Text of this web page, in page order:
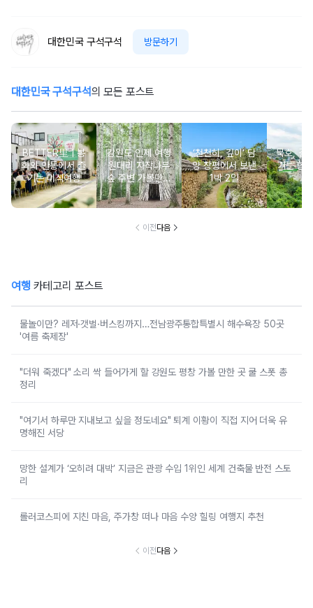
대한민국 구석구석 방문하기
대한민국 구석구석의 모든 포스트
BETTER里ㅣ봉
화와 안동에서 즐
기는 미식여행
강원도 인제 여행
원대리 자작나무
숲 주변 가볼만한
곳 추천 :: 인제 자
작나무 숲, 자작나
인환문학관, 책방
‘천천히, 깊이’ 담
양 창평에서 보낸
1박 2일
묵호, 걸
기는 항
여
이전다음
여행 카테고리 포스트
물놀이만? 레저·갯벌·버스킹까지…전남광주통합특별시 해수욕장 50곳
'여름 축제장'
"더워 죽겠다" 소리 싹 들어가게 할 강원도 평창 가볼 만한 곳 쿨 스폿 총
정리
"여기서 하루만 지내보고 싶을 정도네요" 퇴계 이황이 직접 지어 더욱 유
명해진 서당
망한 설계가 ‘오히려 대박’ 지금은 관광 수입 1위인 세계 건축물 반전 스토
리
롤러코스피에 지친 마음, 주가창 떠나 마음 수양 힐링 여행지 추천
이전다음